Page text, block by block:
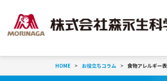
HOME お役立ちコラム 食物アレルギー